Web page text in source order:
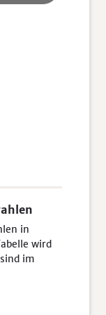
in
wird
im